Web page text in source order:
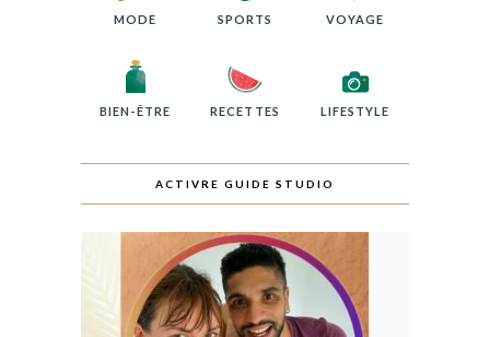
MODE SPORTS VOYAGE
BIEN-ÊTRE RECETTES LIFESTYLE
ACTIVRE GUIDE STUDIO